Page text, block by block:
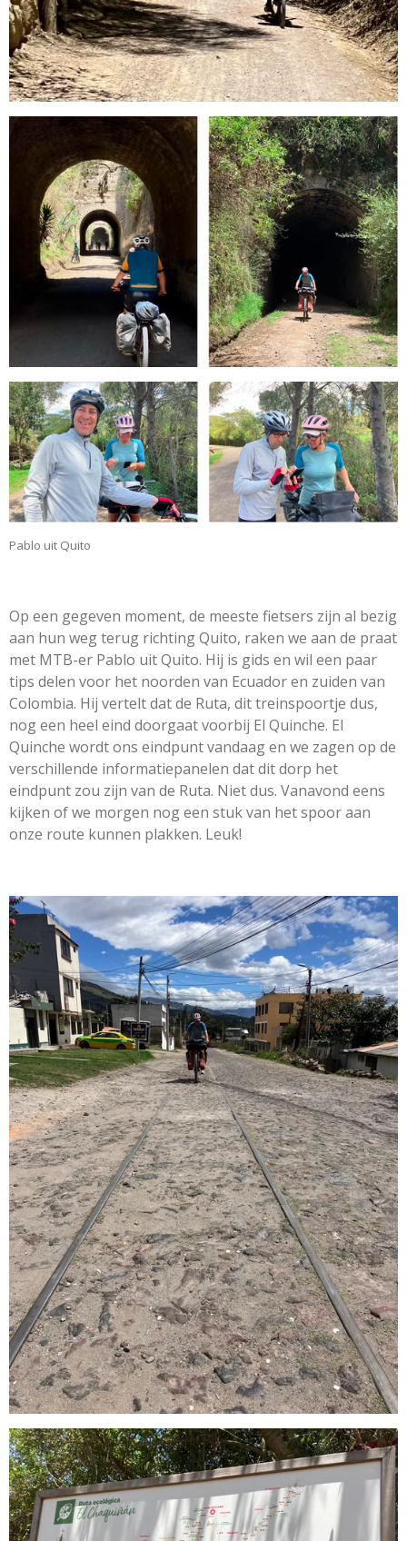
Pablo uit Quito
Op een gegeven moment, de meeste fietsers zijn al bezig
aan hun weg terug richting Quito, raken we aan de praat
met MTB-er Pablo uit Quito. Hij is gids en wil een paar
tips delen voor het noorden van Ecuador en zuiden van
Colombia. Hij vertelt dat de Ruta, dit treinspoortje dus,
nog een heel eind doorgaat voorbij El Quinche. El
Quinche wordt ons eindpunt vandaag en we zagen op de
verschillende informatiepanelen dat dit dorp het
eindpunt zou zijn van de Ruta. Niet dus. Vanavond eens
kijken of we morgen nog een stuk van het spoor aan
onze route kunnen plakken. Leuk!